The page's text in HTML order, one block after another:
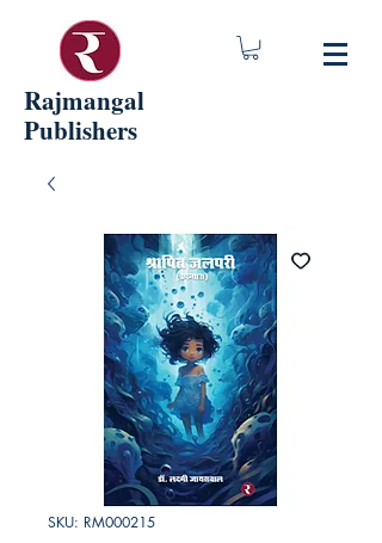
Rajmangal
Publishers
SKU: RM000215